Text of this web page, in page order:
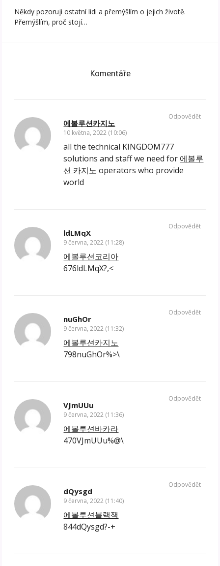
Někdy pozoruji ostatní lidi a přemýšlím o jejich životě.
Přemýšlím, proč stojí…
Komentáře
에볼루션카지노
10 května, 2022 (10:06)
all the technical KINGDOM777
solutions and staff we need for 에볼루
션 카지노 operators who provide
world
Odpovědět
ldLMqX
9 června, 2022 (11:28)
에볼루션코리아
676ldLMqX?,<
Odpovědět
nuGhOr
9 června, 2022 (11:32)
에볼루션카지노
798nuGhOr%>\
Odpovědět
VJmUUu
9 června, 2022 (11:36)
에볼루션바카라
470VJmUUu%@\
Odpovědět
dQysgd
9 června, 2022 (11:40)
에볼루션블랙잭
844dQysgd?-+
Odpovědět